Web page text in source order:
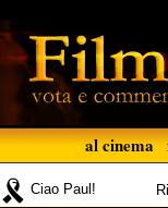
al cinema
Ciao Paul!